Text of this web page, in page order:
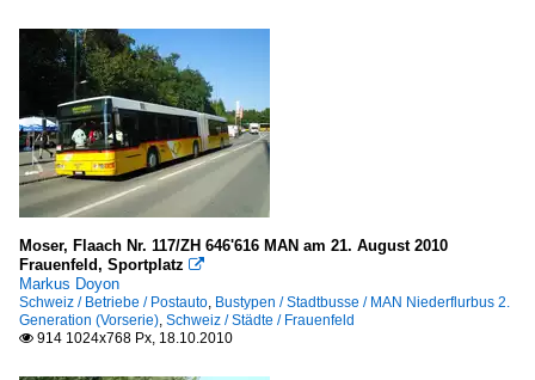
Moser, Flaach Nr. 117/ZH 646'616 MAN am 21. August 2010
Frauenfeld, Sportplatz 
Markus Doyon
Schweiz / Betriebe / Postauto, Bustypen / Stadtbusse / MAN Niederflurbus 2.
Generation (Vorserie), Schweiz / Städte / Frauenfeld
 914 1024x768 Px, 18.10.2010